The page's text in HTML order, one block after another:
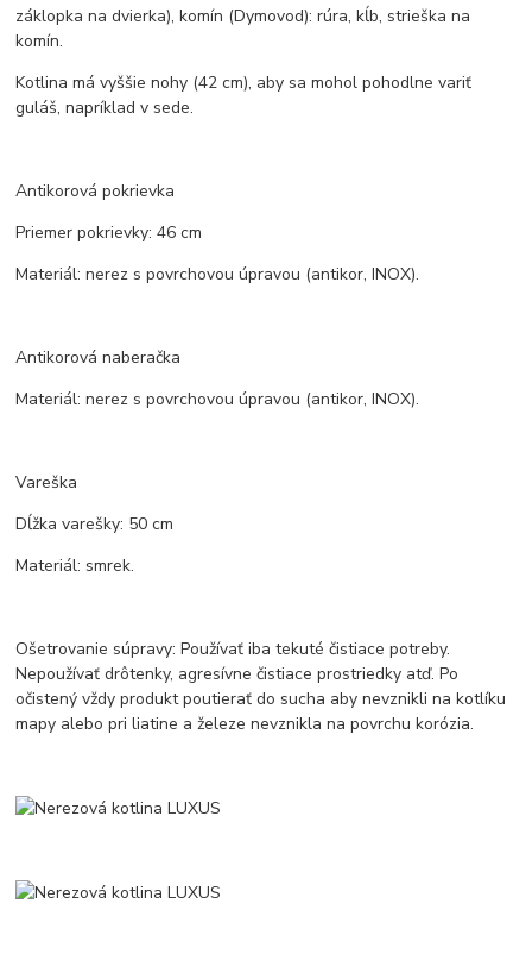
záklopka na dvierka), komín (Dymovod): rúra, kĺb, strieška na
komín.
Kotlina má vyššie nohy (42 cm), aby sa mohol pohodlne variť
guláš, napríklad v sede.
Antikorová pokrievka
Priemer pokrievky: 46 cm
Materiál: nerez s povrchovou úpravou (antikor, INOX).
Antikorová naberačka
Materiál: nerez s povrchovou úpravou (antikor, INOX).
Vareška
Dĺžka varešky: 50 cm
Materiál: smrek.
Ošetrovanie súpravy: Používať iba tekuté čistiace potreby.
Nepoužívať drôtenky, agresívne čistiace prostriedky atď. Po
očistený vždy produkt poutierať do sucha aby nevznikli na kotlíku
mapy alebo pri liatine a železe nevznikla na povrchu korózia.